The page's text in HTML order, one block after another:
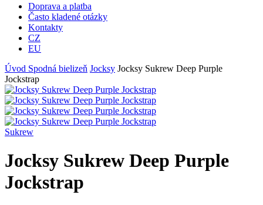
Doprava a platba
Často kladené otázky
Kontakty
CZ
EU
Úvod Spodná bielizeň Jocksy Jocksy Sukrew Deep Purple
Jockstrap
Sukrew
Jocksy Sukrew Deep Purple
Jockstrap